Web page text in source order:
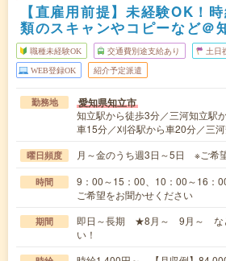
【直雇用前提】未経験OK！
類のスキャンやコピーなど＠
職種未経験OK 交通費別途支給あり 土日
WEB登録OK 紹介予定派遣
勤務地 愛知県知立市
知立駅から徒歩3分／三河知立駅
車15分／刈谷駅から車20分／三
曜日頻度 月～金のうち週3日～5日 ※ご希
時間
9：00～15：00、10：00～16：
ご希望をお聞かせください
期間
即日～長期 ★8月～ 9月～ など
い！